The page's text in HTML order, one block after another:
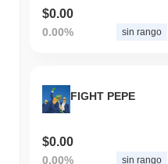
$0.00
0.00% sin rango
FIGHT PEPE
$0.00
0.00% sin rango